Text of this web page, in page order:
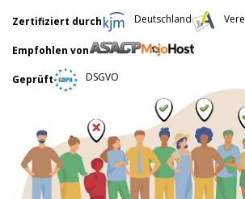
Zertifiziert durch Deutschland
Empfohlen von
Geprüft DSGVO